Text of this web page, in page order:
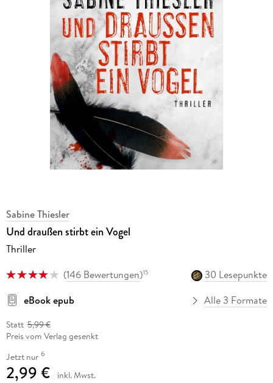
Sabine Thiesler
Und draußen stirbt ein Vogel
Thriller
(146 Bewertungen)15
30 Lesepunkte
eBook epub
Alle 3 Formate
Statt 5,99 €
Preis vom Verlag gesenkt
Jetzt nur 6
2,99 € inkl. Mwst.